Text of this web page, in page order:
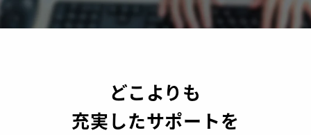
どこよりも
充実したサポートを